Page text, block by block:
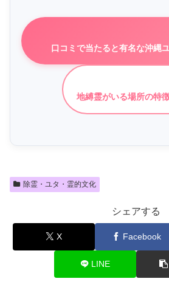
口コミで当たると有名な沖縄
地縛霊がいる場所の特
除霊・ユタ・霊的文化
シェアする
X Facebook
LINE